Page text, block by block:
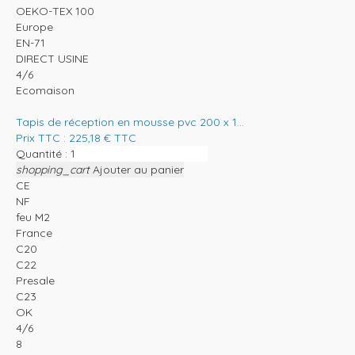
OEKO-TEX 100
Europe
EN-71
DIRECT USINE
4/6
Ecomaison
Tapis de réception en mousse pvc 200 x 1...
Prix TTC : 225,18 € TTC
Quantité :
shopping_cart Ajouter au panier
CE
NF
feu M2
France
C20
C22
Presale
C23
OK
4/6
8